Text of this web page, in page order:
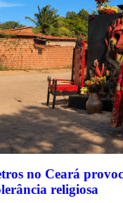
no Ceará
religiosa